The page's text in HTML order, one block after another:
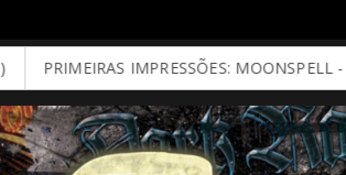
PRIMEIRAS IMPRESSÕES: MOONSPELL -